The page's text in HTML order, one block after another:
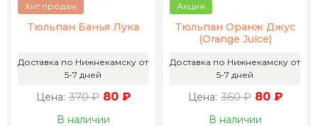
Хит продаж
Тюльпан Банья Лука
Доставка по Нижнекамску от
5-7 дней
Цена: 370 ₽ 80 ₽
В наличии
Акция
Тюльпан Оранж Джус
(Orange Juice)
Доставка по Нижнекамску от
5-7 дней
Цена: 360 ₽ 80 ₽
В наличии